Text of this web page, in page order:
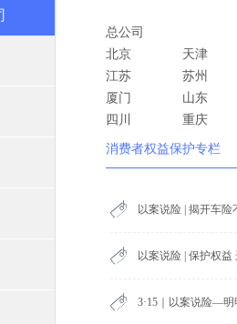
总公司
北京
天津
江苏
苏州
厦门
山东
四川
重庆
消费者权益保护专栏
以案说险 | 揭开车
以案说险 | 保护权益
3·15｜以案说险—